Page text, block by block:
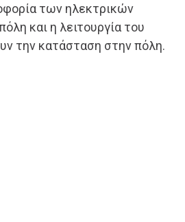
των ηλεκτρικών
και η λειτουργία του
την κατάσταση στην πόλη.